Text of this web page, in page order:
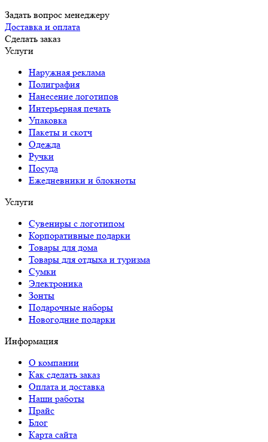
Задать вопрос менеджеру
Доставка и оплата
Сделать заказ
Услуги
Наружная реклама
Полиграфия
Нанесение логотипов
Интерьерная печать
Упаковка
Пакеты и скотч
Одежда
Ручки
Посуда
Ежедневники и блокноты
Услуги
Сувениры с логотипом
Корпоративные подарки
Товары для дома
Товары для отдыха и туризма
Сумки
Электроника
Зонты
Подарочные наборы
Новогодние подарки
Информация
О компании
Как сделать заказ
Оплата и доставка
Наши работы
Прайс
Блог
Карта сайта